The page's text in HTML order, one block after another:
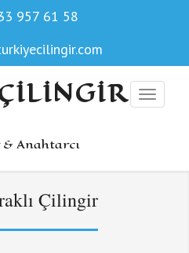
957 61 58
Anahtarcı
Çilingir